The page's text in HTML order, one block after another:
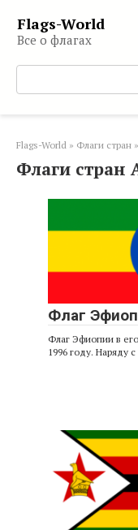
контенту
Flags-World
Все о флагах
Поиск:
Flags-World » Флаги стран »
Флаги стран
Флаг
Флаг Эфиопии в
1996 году. Наряду